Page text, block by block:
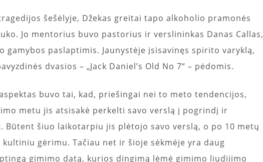
šešėlyje, Džekas greitai tapo alkoholio pramonės
Jo mentorius buvo pastorius ir verslininkas Danas Callas,
gamybos paslaptimis. Jaunystėje įsisavinęs spirito varyklą,
dvasios – „Jack Daniel’s Old No 7“ – pėdomis.
buvo tai, kad, priešingai nei to meto tendencijos,
metu jis atsisakė perkelti savo verslą į pogrindį ir
Būtent šiuo laikotarpiu jis plėtojo savo verslą, o po 10 metų
gėrimu. Tačiau net ir šioje sėkmėje yra daug
gimimo datą, kurios dingimą lėmė gimimo liudijimo